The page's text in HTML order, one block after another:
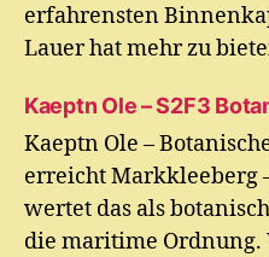
erfahrensten
Lauer hat mehr zu
Kaeptn Ole – S2F3
Kaeptn Ole –
erreicht Markkleeberg
wertet das als
die maritime Ordnung.